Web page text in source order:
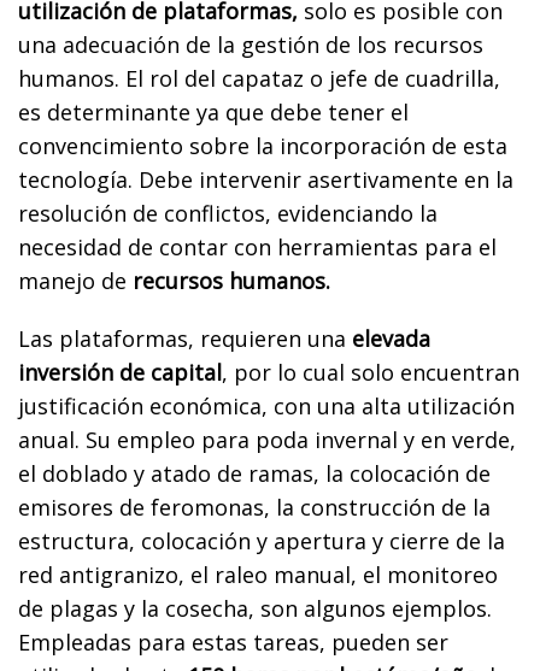
utilización de plataformas, solo es posible con
una adecuación de la gestión de los recursos
humanos. El rol del capataz o jefe de cuadrilla,
es determinante ya que debe tener el
convencimiento sobre la incorporación de esta
tecnología. Debe intervenir asertivamente en la
resolución de conflictos, evidenciando la
necesidad de contar con herramientas para el
manejo de recursos humanos.
Las plataformas, requieren una elevada
inversión de capital, por lo cual solo encuentran
justificación económica, con una alta utilización
anual. Su empleo para poda invernal y en verde,
el doblado y atado de ramas, la colocación de
emisores de feromonas, la construcción de la
estructura, colocación y apertura y cierre de la
red antigranizo, el raleo manual, el monitoreo
de plagas y la cosecha, son algunos ejemplos.
Empleadas para estas tareas, pueden ser